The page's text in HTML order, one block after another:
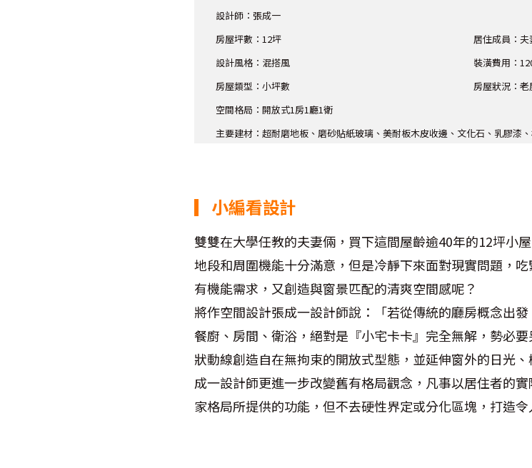
設計師：張成一
房屋坪數：12坪
設計風格：混搭風
房屋類型：小坪數
居住成員：夫
裝潢費用：
房屋狀況：老
空間格局：開放式1房1廳1衛
主要建材：超耐磨地板、磨砂貼紙玻璃、美耐板木皮收邊、文化石、乳膠漆
▎小編看設計
雙雙在大學任教的夫妻倆，買下這間屋齡逾40年的12坪小
地段和周圍機能十分滿意，但是冷靜下來面對現實問題，
有機能需求，又創造與窗景匹配的清爽空間感呢？
將作空間設計張成一設計師說：「若從傳統的廳房概念出
餐廚、房間、衛浴，絕對是『小宅卡卡』完全無解，勢必
狀動線創造自在無拘束的開放式型態，並延伸窗外的日光
成一設計師更進一步改變舊有格局觀念，凡事以居住者的
家格局所提供的功能，但不去硬性界定或分化區塊，打造